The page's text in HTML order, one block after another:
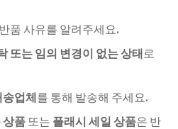
품 사유를 알려주세요.
또는 임의 변경이 없는 상태 로
송업체를 통해 발송해 주세요.
상품 또는 플래시 세일 상품은 반